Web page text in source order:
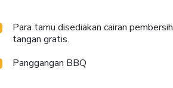
Para tamu disediakan cairan pembersih
tangan gratis.
Panggangan BBQ